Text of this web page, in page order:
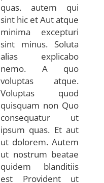
quas. autem qui
sint hic et Aut atque
minima excepturi
sint minus. Soluta
alias explicabo
nemo. A quo
voluptas atque.
Voluptas quod
quisquam non Quo
consequatur ut
ipsum quas. Et aut
ut dolorem. Autem
ut nostrum beatae
quidem blanditiis
est Provident ut